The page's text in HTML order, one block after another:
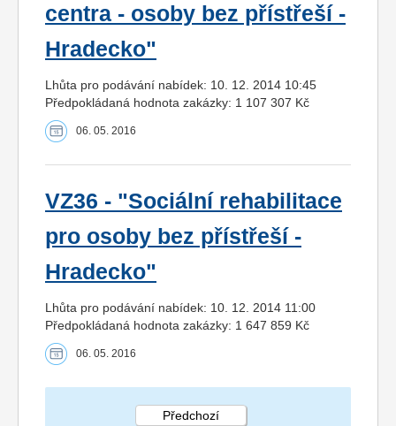
centra - osoby bez přístřeší -
Hradecko"
Lhůta pro podávání nabídek: 10. 12. 2014 10:45
Předpokládaná hodnota zakázky: 1 107 307 Kč
06. 05. 2016
VZ36 - "Sociální rehabilitace
pro osoby bez přístřeší -
Hradecko"
Lhůta pro podávání nabídek: 10. 12. 2014 11:00
Předpokládaná hodnota zakázky: 1 647 859 Kč
06. 05. 2016
Předchozí